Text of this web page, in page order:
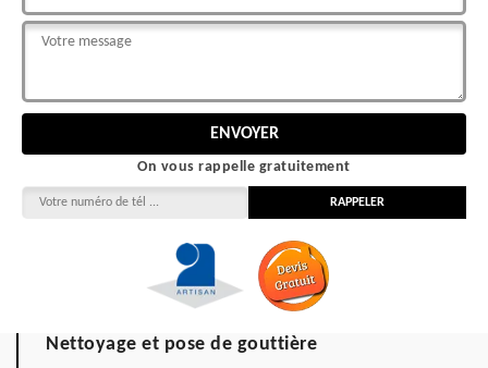
On vous rappelle gratuitement
Nettoyage et pose de gouttière